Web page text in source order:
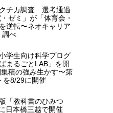
チカ調査 選考通過
ゼミ」が「体育会・
逆転〜ネオキャリア
調べ
学生向け科学プログ
まるごとLAB」を開
積の強み生かす〜第
を8/29に開催
「教科書のひみつ
日本橋三越で開催